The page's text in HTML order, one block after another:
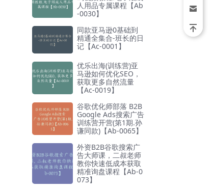
人用品专属课程【Ab
-0030】
同款亚马逊0基础到
精通全集合-班长的日
记【Ac-0001】
优乐出海(训练营)亚
马逊如何优化SEO，
获取更多自然流量
【Ac-0019】
谷歌优化师部落 B2B
Google Ads搜索广告
训练营开营(第1期.孙
谦同款)【Ab-0065】
外资B2B谷歌搜索广
告大师课，二叔老师
教你快速低成本获取
精准询盘课程【Ab-0
073】